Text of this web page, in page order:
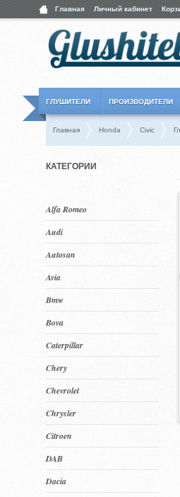
Главная Личный кабинет
ГЛУШИТЕЛИ ПРОИЗВОДИТЕЛИ
Главная Honda Civic
КАТЕГОРИИ
Alfa Romeo
Audi
Autosan
Avia
Bmw
Bova
Caterpillar
Chery
Chevrolet
Chrysler
Citroen
DAB
Dacia